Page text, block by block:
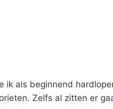
als beginnend
Zelfs al zitten er